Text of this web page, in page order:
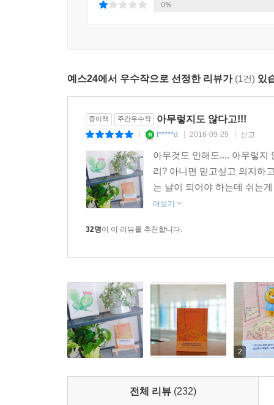
0%
예스24에서 우수작으로 선정한 리뷰가 (1건) 있
종이책 주간우수작 아무렇지도 않다고!!!
t*****d 2018-09-29 신고
아무것도 안해도.... 아무렇지
리? 아니면 믿고싶고 의지하
는 날이 되어야 하는데 쉬는
더보기
32명이 이 리뷰를 추천합니다.
2
전체 리뷰 (232)